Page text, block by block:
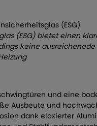
(ESG)
(ESG) bietet einen
keine
und eine
Ausbeute und
dank eloxierter